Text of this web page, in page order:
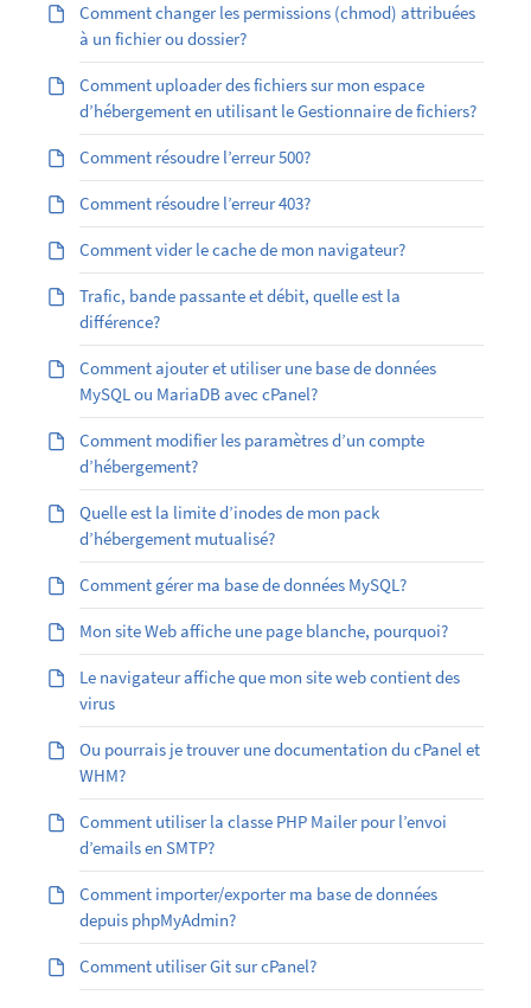
Comment changer les permissions (chmod) attribuées
à un fichier ou dossier?
Comment uploader des fichiers sur mon espace
d’hébergement en utilisant le Gestionnaire de fichiers?
Comment résoudre l’erreur 500?
Comment résoudre l’erreur 403?
Comment vider le cache de mon navigateur?
Trafic, bande passante et débit, quelle est la
différence?
Comment ajouter et utiliser une base de données
MySQL ou MariaDB avec cPanel?
Comment modifier les paramètres d’un compte
d’hébergement?
Quelle est la limite d’inodes de mon pack
d’hébergement mutualisé?
Comment gérer ma base de données MySQL?
Mon site Web affiche une page blanche, pourquoi?
Le navigateur affiche que mon site web contient des
virus
Ou pourrais je trouver une documentation du cPanel et
WHM?
Comment utiliser la classe PHP Mailer pour l’envoi
d’emails en SMTP?
Comment importer/exporter ma base de données
depuis phpMyAdmin?
Comment utiliser Git sur cPanel?